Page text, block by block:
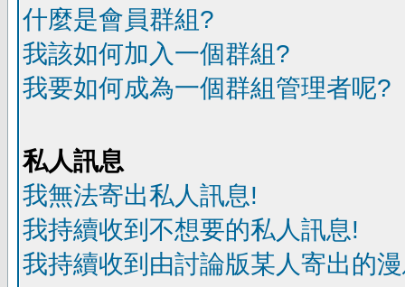
什麼是會員群組?
我該如何加入一個群組?
我要如何成為一個群組管理者呢?
私人訊息
我無法寄出私人訊息!
我持續收到不想要的私人訊息!
我持續收到由討論版某人寄出的